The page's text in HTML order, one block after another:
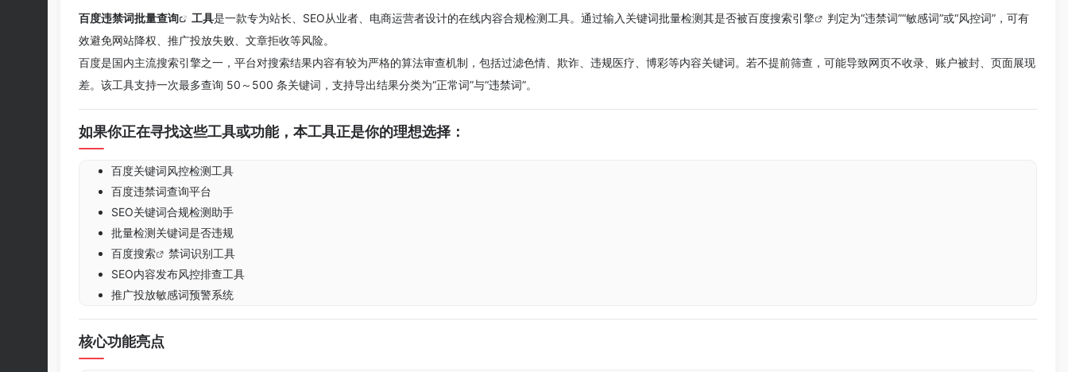
百度违禁词批量查询 工具是一款专为站长、SEO从业者、电商运营者设计的在线内容合规检测工具。通过输入关键词批量检测其是否被百度搜索引擎
判定为“违禁词”“敏感词”或“风控词”，可有
效避免网站降权、推广投放失败、文章拒收等风险。
百度是国内主流搜索引擎之一，平台对搜索结果内容有较为严格的算法审查机制，包括过滤色情、欺诈、违规医疗、博彩等内容关键词。若不提前筛查，可能导致网页不收录、账户被封、页面展现
差。该工具支持一次最多查询 50～500 条关键词，支持导出结果分类为“正常词”与“违禁词”。
如果你正在寻找这些工具或功能，本工具正是你的理想选择：
百度关键词风控检测工具
百度违禁词查询平台
SEO关键词合规检测助手
批量检测关键词是否违规
百度搜索
禁词识别工具
SEO内容发布风控排查工具
推广投放敏感词预警系统
核心功能亮点